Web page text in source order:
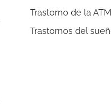
Trastorno de la ATM
Trastornos del